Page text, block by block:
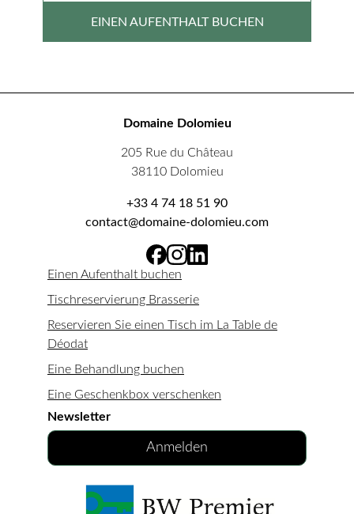
EINEN AUFENTHALT BUCHEN
Domaine Dolomieu
205 Rue du Château
38110 Dolomieu
+33 4 74 18 51 90
contact@domaine-dolomieu.com
Einen Aufenthalt buchen
Tischreservierung Brasserie
Reservieren Sie einen Tisch im La Table de
Déodat
Eine Behandlung buchen
Eine Geschenkbox verschenken
Newsletter
Anmelden